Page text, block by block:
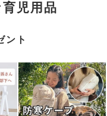
児用品
ント